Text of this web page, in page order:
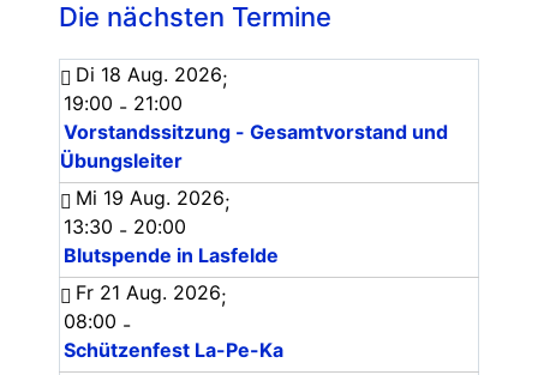
Die nächsten Termine
Di 18 Aug. 2026;
19:00 - 21:00
Vorstandssitzung - Gesamtvorstand und
Übungsleiter
Mi 19 Aug. 2026;
13:30 - 20:00
Blutspende in Lasfelde
Fr 21 Aug. 2026;
08:00 -
Schützenfest La-Pe-Ka